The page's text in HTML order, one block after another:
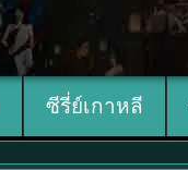
ซีรี่ย์เกาหลี